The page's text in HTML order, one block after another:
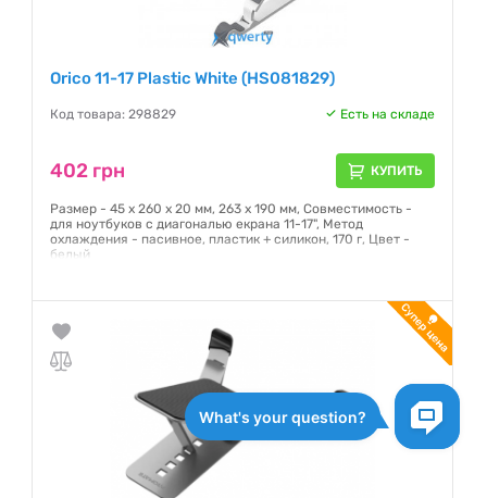
Orico 11-17 Plastic White (HS081829)
Код товара: 298829 Есть на складе
402 грн КУПИТЬ
Размер - 45 x 260 x 20 мм, 263 х 190 мм, Совместимость -
для ноутбуков с диагональю екрана 11-17", Метод
охлаждения - пасивное, пластик + силикон, 170 г, Цвет -
белый